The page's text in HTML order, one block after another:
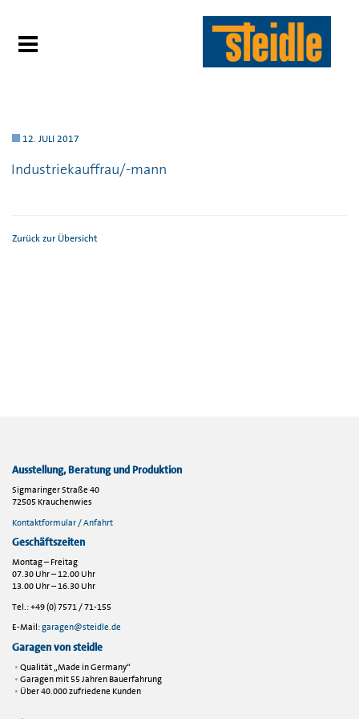
12. JULI 2017
Industriekauffrau/-mann
Zurück zur Übersicht
Ausstellung, Beratung und Produktion
Sigmaringer Straße 40
72505 Krauchenwies
Kontaktformular / Anfahrt
Geschäftszeiten
Montag – Freitag
07.30 Uhr – 12.00 Uhr
13.00 Uhr – 16.30 Uhr
Tel.: +49 (0) 7571 / 71-155
E-Mail:garagen@steidle.de
Garagen von steidle
Qualität „Made in Germany“
Garagen mit 55 Jahren Bauerfahrung
Über 40.000 zufriedene Kunden